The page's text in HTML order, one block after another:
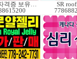
레드실자격증 보유업체
SR